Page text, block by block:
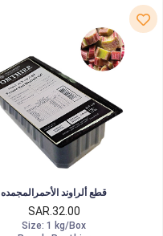
قطع ألراوند الأحمرالمجمده
SAR.32.00
Size: 1 kg/Box